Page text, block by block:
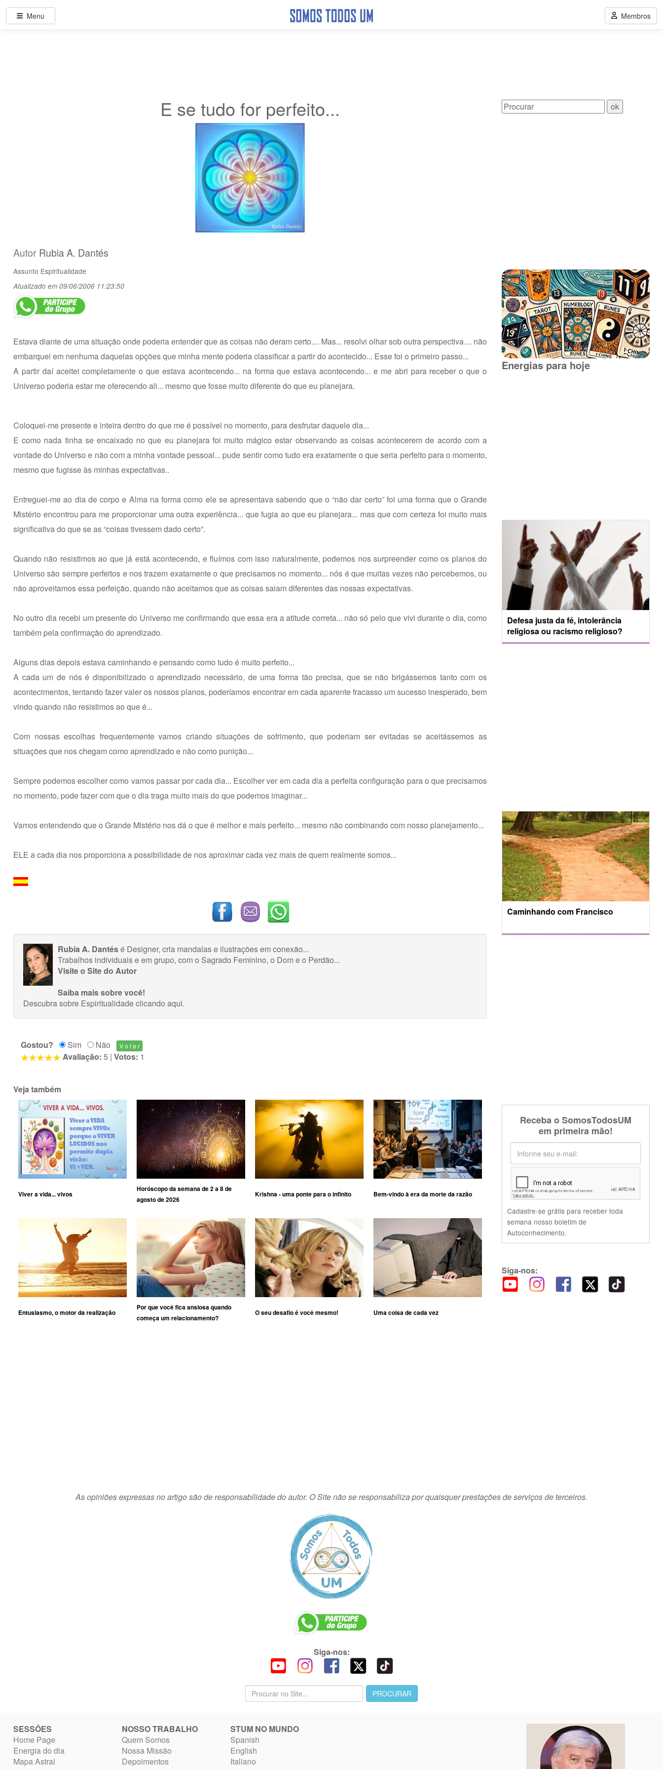
E se tudo for perfeito...
Autor Rubia A. Dantés
Assunto Espiritualidade
Atualizado em 09/06/2006 11:23:50
Estava diante de uma situação onde poderia entender que as coisas não deram certo.... Mas... resolvi olhar sob outra perspectiva.... não
embarquei em nenhuma daquelas opções que minha mente poderia classificar a partir do acontecido... Esse foi o primeiro passo...
A partir daí aceitei completamente o que estava acontecendo... na forma que estava acontecendo... e me abri para receber o que o
Universo poderia estar me oferecendo ali... mesmo que fosse muito diferente do que eu planejara.
Coloquei-me presente e inteira dentro do que me é possível no momento, para desfrutar daquele dia...
E como nada tinha se encaixado no que eu planejara foi muito mágico estar observando as coisas acontecerem de acordo com a
vontade do Universo e não com a minha vontade pessoal... pude sentir como tudo era exatamente o que seria perfeito para o momento,
mesmo que fugisse às minhas expectativas..
Entreguei-me ao dia de corpo e Alma na forma como ele se apresentava sabendo que o “não dar certo” foi uma forma que o Grande
Mistério encontrou para me proporcionar uma outra experiência... que fugia ao que eu planejara... mas que com certeza foi muito mais
significativa do que se as “coisas tivessem dado certo”.
Quando não resistimos ao que já está acontecendo, e fluímos com isso naturalmente, podemos nos surpreender como os planos do
Universo são sempre perfeitos e nos trazem exatamente o que precisamos no momento... nós é que muitas vezes não percebemos, ou
não aproveitamos essa perfeição, quando não aceitamos que as coisas saiam diferentes das nossas expectativas.
No outro dia recebi um presente do Universo me confirmando que essa era a atitude correta... não só pelo que vivi durante o dia, como
também pela confirmação do aprendizado.
Alguns dias depois estava caminhando e pensando como tudo é muito perfeito...
A cada um de nós é disponibilizado o aprendizado necessário, de uma forma tão precisa, que se não brigássemos tanto com os
acontecimentos, tentando fazer valer os nossos planos, poderíamos encontrar em cada aparente fracasso um sucesso inesperado, bem
vindo quando não resistimos ao que é...
Com nossas escolhas frequentemente vamos criando situações de sofrimento, que poderiam ser evitadas se aceitássemos as
situações que nos chegam como aprendizado e não como punição...
Sempre podemos escolher como vamos passar por cada dia... Escolher ver em cada dia a perfeita configuração para o que precisamos
no momento, pode fazer com que o dia traga muito mais do que podemos imaginar...
Vamos entendendo que o Grande Mistério nos dá o que é melhor e mais perfeito... mesmo não combinando com nosso planejamento...
ELE a cada dia nos proporciona a possibilidade de nos aproximar cada vez mais de quem realmente somos...
Rubia A. Dantésé Designer, cria mandalas e ilustrações em conexão...
Trabalhos individuais e em grupo, com o Sagrado Feminino, o Dom e o Perdão...
Visite o Site do Autor
Saiba mais sobre você!
Descubra sobre Espiritualidadeclicando aqui.
Gostou? Sim
Não
Avaliação: 5 | Votos: 1
Veja também
Viver a vida... vivos
Horóscopo da semana de 2 a 8 de
agosto de 2026
Krishna - uma ponte para o infinito Bem-vindo à era da morte da razão
Entusiasmo, o motor da realização
Por que você fica ansiosa quando
começa um relacionamento?
O seu desafio é você mesmo! Uma coisa de cada vez
Energias para hoje
Defesa justa da fé, intolerância
religiosa ou racismo religioso?
Caminhando com Francisco
Receba o SomosTodosUM
em primeira mão!
Cadastre-se grátis para receber toda
semana nosso boletim de
Autoconhecimento.
Siga-nos:
As opiniões expressas no artigo são de responsabilidade do autor. O Site não se responsabiliza por quaisquer prestações de serviços de terceiros.
Siga-nos:
SESSÕES
Home Page
Energia do dia
Mapa Astral
NOSSO TRABALHO
Quem Somos
Nossa Missão
Depoimentos
STUM NO MUNDO
Spanish
English
Italiano
Menu Membros